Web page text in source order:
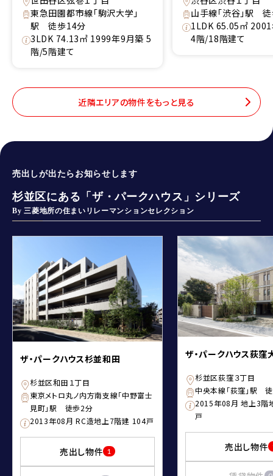
東急田園都市線「駒沢大学」
駅 徒歩14分
3LDK 74.13㎡ 1999年9月築 5
階/5階建て
山手線「渋谷」駅
1LDK 65.05㎡
4階/18階建て
近隣エリアの物件をもっと見る
売出しが出たらお知らせします
杉並区にある「ザ・パークハウス」シリーズ
By 三菱地所の住まいリレーマンションセレクション
ザ・パークハウス杉並和田
杉並区和田１丁目
東京メトロ丸ノ内方南支線「中野富士
見町」駅 徒歩2分
2013年08月 RC造地上7階建 104戸
売出し物件 1
ザ・パークハウス荻窪
杉並区荻窪３丁目
中央本線「荻窪」駅
2015年08月 地上3階
戸
売出し物件